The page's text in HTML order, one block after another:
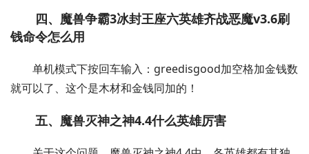
四、魔兽争霸3冰封王座六英雄齐战恶魔v3.6刷
钱命令怎么用
单机模式下按回车输入：greedisgood加空格加金钱数
就可以了、这个是木材和金钱同加的！
五、魔兽灭神之神4.4什么英雄厉害